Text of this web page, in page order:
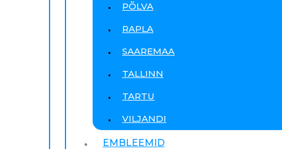
PÕLVA
RAPLA
SAAREMAA
TALLINN
TARTU
VILJANDI
EMBLEEMID